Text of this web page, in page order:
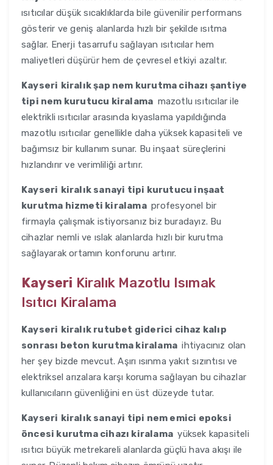
ısıtıcılar düşük sıcaklıklarda bile güvenilir performans
gösterir ve geniş alanlarda hızlı bir şekilde ısıtma
sağlar. Enerji tasarrufu sağlayan ısıtıcılar hem
maliyetleri düşürür hem de çevresel etkiyi azaltır.
Kayseri kiralık şap nem kurutma cihazı şantiye
tipi nem kurutucu kiralama mazotlu ısıtıcılar ile
elektrikli ısıtıcılar arasında kıyaslama yapıldığında
mazotlu ısıtıcılar genellikle daha yüksek kapasiteli ve
bağımsız bir kullanım sunar. Bu inşaat süreçlerini
hızlandırır ve verimliliği artırır.
Kayseri kiralık sanayi tipi kurutucu inşaat
kurutma hizmeti kiralama profesyonel bir
firmayla çalışmak istiyorsanız biz buradayız. Bu
cihazlar nemli ve ıslak alanlarda hızlı bir kurutma
sağlayarak ortamın konforunu artırır.
Kayseri Kiralık Mazotlu Isımak
Isıtıcı Kiralama
Kayseri kiralık rutubet giderici cihaz kalıp
sonrası beton kurutma kiralama ihtiyacınız olan
her şey bizde mevcut. Aşırı ısınma yakıt sızıntısı ve
elektriksel arızalara karşı koruma sağlayan bu cihazlar
kullanıcıların güvenliğini en üst düzeyde tutar.
Kayseri kiralık sanayi tipi nem emici epoksi
öncesi kurutma cihazı kiralama yüksek kapasiteli
ısıtıcı büyük metrekareli alanlarda güçlü hava akışı ile